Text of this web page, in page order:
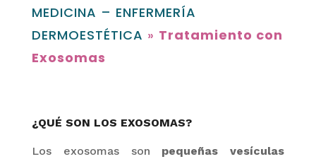
MEDICINA – ENFERMERÍA
DERMOESTÉTICA » Tratamiento con
Exosomas
¿QUÉ SON LOS EXOSOMAS?
Los exosomasson pequeñas vesículas